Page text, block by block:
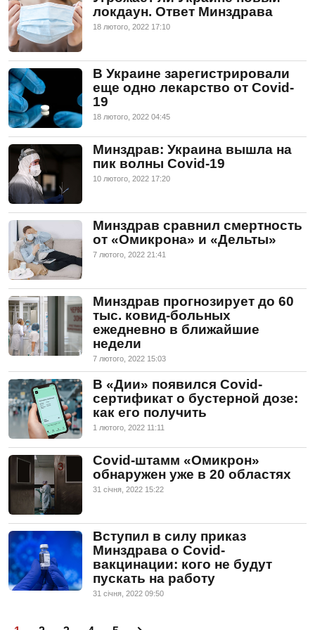
локдаун. Ответ Минздрава
18 лютого, 2022 17:10
В Украине зарегистрировали
еще одно лекарство от Covid-
19
18 лютого, 2022 04:45
Минздрав: Украина вышла на
пик волны Covid-19
10 лютого, 2022 17:20
Минздрав сравнил смертность
от «Омикрона» и «Дельты»
7 лютого, 2022 21:41
Минздрав прогнозирует до 60
тыс. ковид-больных
ежедневно в ближайшие
недели
7 лютого, 2022 15:03
В «Дии» появился Covid-
сертификат о бустерной дозе:
как его получить
1 лютого, 2022 11:11
Covid-штамм «Омикрон»
обнаружен уже в 20 областях
31 сiчня, 2022 15:22
Вступил в силу приказ
Минздрава о Covid-
вакцинации: кого не будут
пускать на работу
31 сiчня, 2022 09:50